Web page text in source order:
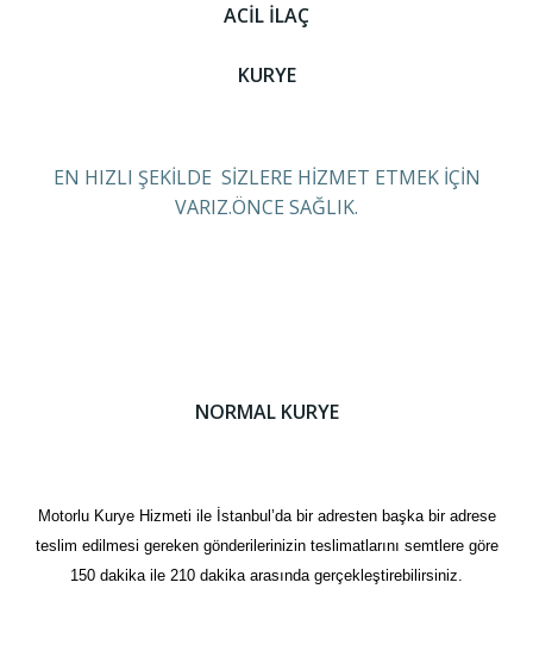
ACİL İLAÇ
KURYE
EN HIZLI ŞEKİLDE SİZLERE HİZMET ETMEK İÇİN
VARIZ.ÖNCE SAĞLIK.
NORMAL KURYE
Motorlu Kurye Hizmeti ile İstanbul’da bir adresten başka bir adrese
teslim edilmesi gereken gönderilerinizin teslimatlarını semtlere göre
150 dakika ile 210 dakika arasında gerçekleştirebilirsiniz.